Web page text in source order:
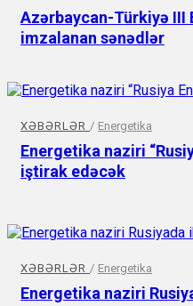
Azərbaycan-Türkiyə III
imzalanan sənədlər
XƏBƏRLƏR / Energetika
Energetika naziri
iştirak edəcək
XƏBƏRLƏR / Energetika
Energetika naziri